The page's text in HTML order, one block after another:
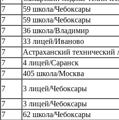
7
59 школа/Чебоксары
7
59 школа/Чебоксары
7
36 школа/Владимир
7
33 лицей/Иваново
7
Астраханский технический
7
4 лицей/Саранск
7
405 школа/Москва
7
3 лицей/Чебоксары
7
3 лицей/Чебоксары
7
62 школа/Чебоксары